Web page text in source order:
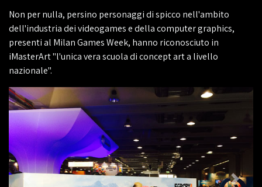
Non per nulla, persino personaggi di spicco nell'ambito
dell'industria dei videogames e della computer graphics,
presenti al Milan Games Week, hanno riconosciuto in
iMasterArt "l'unica vera scuola di concept art a livello
nazionale".